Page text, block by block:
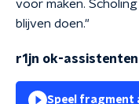
voor maken.
blijven doen."
r1jn ok-assistenten
Speel fragment